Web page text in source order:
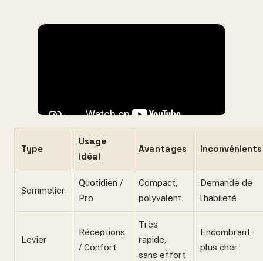
Type
Usage
idéal
Avantages Inconvénients
Sommelier
Quotidien /
Pro
Compact,
polyvalent
Demande de
l’habileté
Levier
Réceptions
/ Confort
Très
rapide,
sans effort
Encombrant,
plus cher